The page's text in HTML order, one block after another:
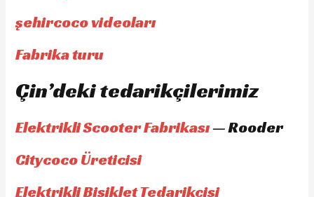
şehircoco videoları
Fabrika turu
Çin’deki tedarikçilerimiz
Elektrikli Scooter Fabrikası— Rooder
Citycoco Üreticisi
Elektrikli Bisiklet Tedarikçisi